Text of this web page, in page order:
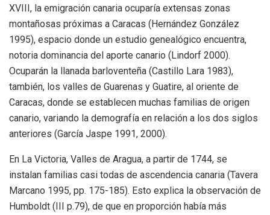
XVIII, la emigración canaria ocuparía extensas zonas
montañosas próximas a Caracas (Hernández González
1995), espacio donde un estudio genealógico encuentra,
notoria dominancia del aporte canario (Lindorf 2000).
Ocuparán la llanada barloventeña (Castillo Lara 1983),
también, los valles de Guarenas y Guatire, al oriente de
Caracas, donde se establecen muchas familias de origen
canario, variando la demografía en relación a los dos siglos
anteriores (García Jaspe 1991, 2000).
En La Victoria, Valles de Aragua, a partir de 1744, se
instalan familias casi todas de ascendencia canaria (Tavera
Marcano 1995, pp. 175-185). Esto explica la observación de
Humboldt (III p.79), de que en proporción había más